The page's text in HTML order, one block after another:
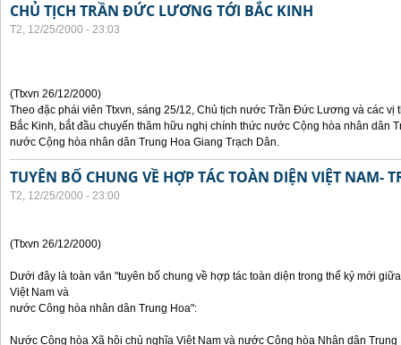
CHỦ TỊCH TRẦN ĐỨC LƯƠNG TỚI BẮC KINH
T2, 12/25/2000 - 23:03
(Ttxvn 26/12/2000)
Theo đặc phái viên Ttxvn, sáng 25/12, Chủ tịch nước Trần Đức Lương và các
Bắc Kinh, bắt đầu chuyến thăm hữu nghị chính thức nước Cộng hòa nhân dân
nước Cộng hòa nhân dân Trung Hoa Giang Trạch Dân.
TUYÊN BỐ CHUNG VỀ HỢP TÁC TOÀN DIỆN VIỆT NAM-
T2, 12/25/2000 - 23:00
(Ttxvn 26/12/2000)
Dưới đây là toàn văn "tuyên bố chung về hợp tác toàn diện trong thế kỷ mới
Việt Nam và
nước Công hòa nhân dân Trung Hoa":
Nước Cộng hòa Xã hội chủ nghĩa Việt Nam và nước Cộng hòa Nhân dân